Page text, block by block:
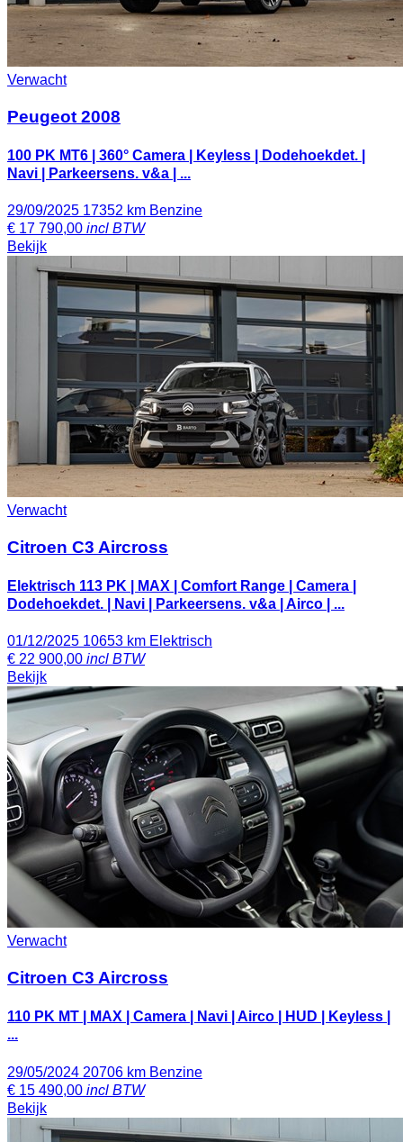
Verwacht
Peugeot 2008
100 PK MT6 | 360° Camera | Keyless | Dodehoekdet. |
Navi | Parkeersens. v&a | ...
29/09/2025 17352 km Benzine
€ 17 790,00 incl BTW
Bekijk
Verwacht
Citroen C3 Aircross
Elektrisch 113 PK | MAX | Comfort Range | Camera |
Dodehoekdet. | Navi | Parkeersens. v&a | Airco | ...
01/12/2025 10653 km Elektrisch
€ 22 900,00 incl BTW
Bekijk
Verwacht
Citroen C3 Aircross
110 PK MT | MAX | Camera | Navi | Airco | HUD | Keyless |
...
29/05/2024 20706 km Benzine
€ 15 490,00 incl BTW
Bekijk